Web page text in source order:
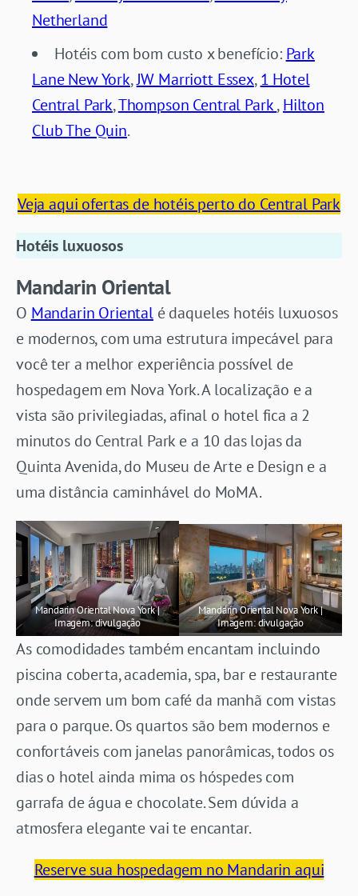
Netherland
Hotéis com bom custo x benefício: Park
Lane New York,JW Marriott Essex,1 Hotel
Central Park,Thompson Central Park,Hilton
Club The Quin.
Veja aqui ofertas de hotéis perto do Central Park
Hotéis luxuosos
Mandarin Oriental
O Mandarin Orientalé daqueles hotéis luxuosos
e modernos, com uma estrutura impecável para
você ter a melhor experiência possível de
hospedagem em Nova York. A localização e a
vista são privilegiadas, afinal o hotel fica a 2
minutos do Central Park e a 10 das lojas da
Quinta Avenida, do Museu de Arte e Design e a
uma distância caminhável do MoMA.
Mandarin Oriental Nova York |
Imagem: divulgação
Mandarin Oriental Nova York |
Imagem: divulgação
As comodidades também encantam incluindo
piscina coberta, academia, spa, bar e restaurante
onde servem um bom café da manhã com vistas
para o parque. Os quartos são bem modernos e
confortáveis com janelas panorâmicas, todos os
dias o hotel ainda mima os hóspedes com
garrafa de água e chocolate. Sem dúvida a
atmosfera elegante vai te encantar.
Reserve sua hospedagem no Mandarin aqui